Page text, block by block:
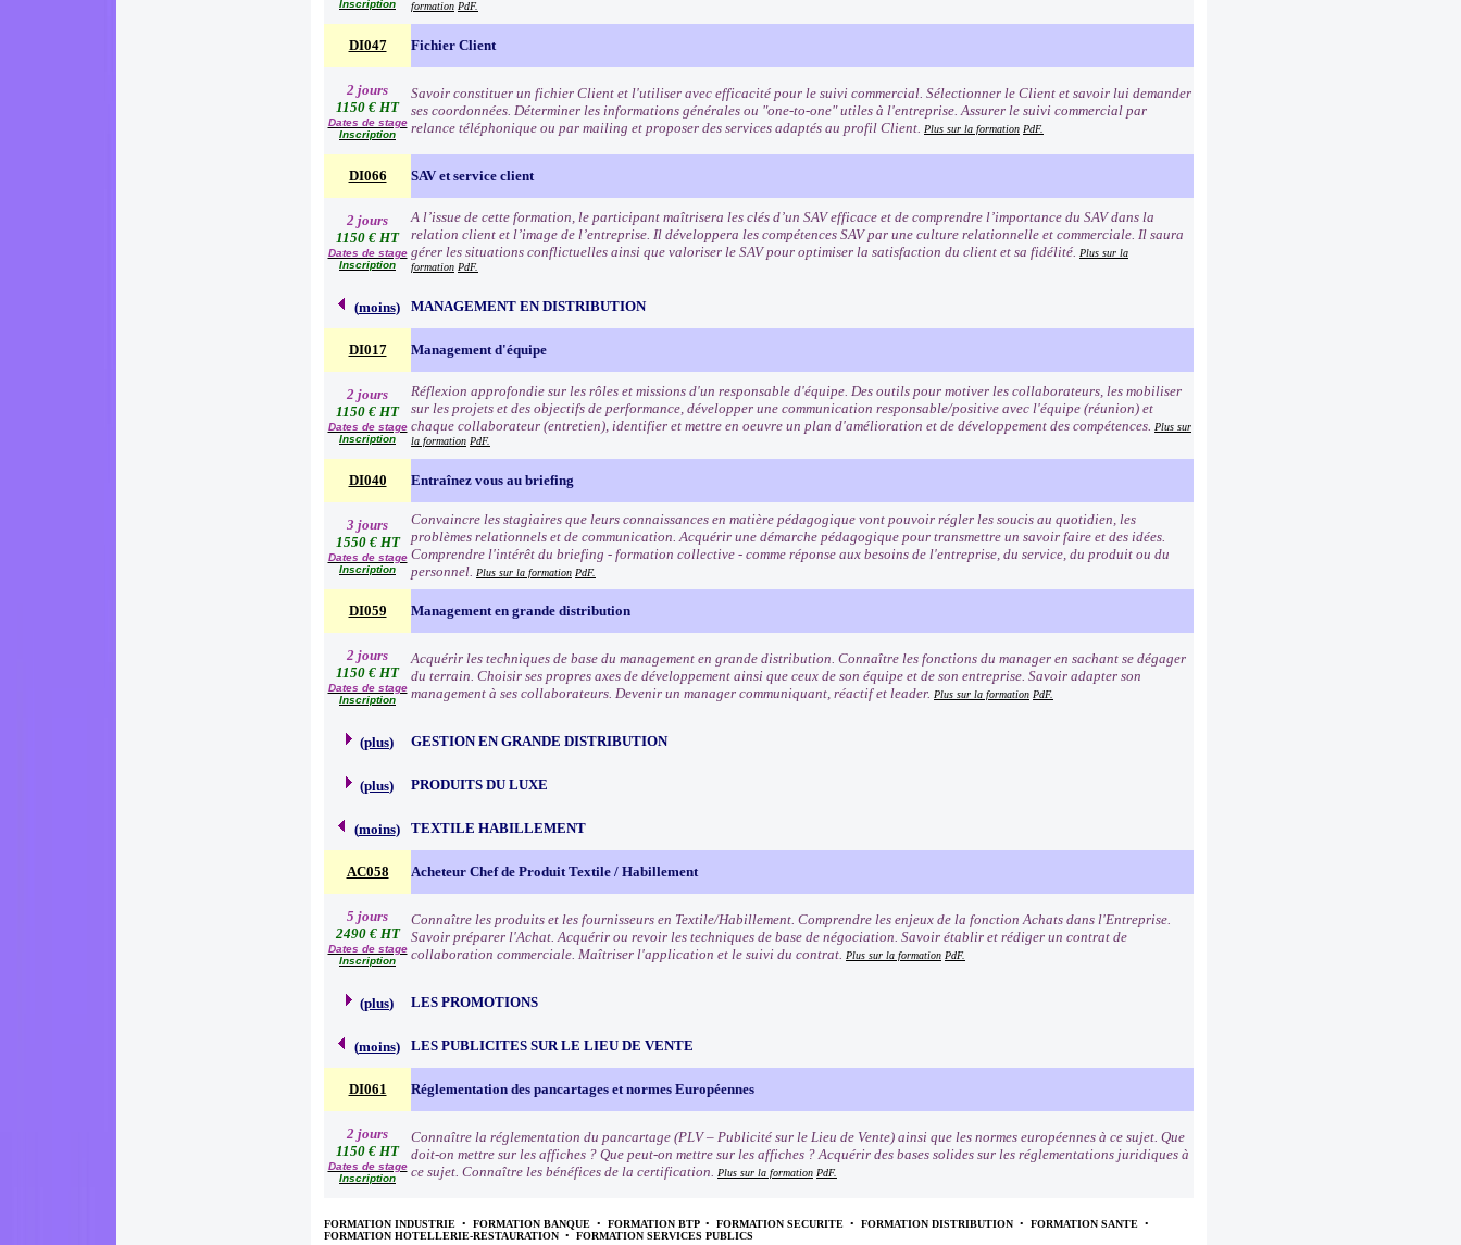
Inscription
formation PdF.
DI047 Fichier Client
2 jours
1150 € HT
Dates de stage
Inscription
Savoir constituer un fichier Client et l'utiliser avec efficacité pour le suivi commercial. Sélectionner le Client et savoir lui demander
ses coordonnées. Déterminer les informations générales ou "one-to-one" utiles à l'entreprise. Assurer le suivi commercial par
relance téléphonique ou par mailing et proposer des services adaptés au profil Client. Plus sur la formation PdF.
DI066 SAV et service client
2 jours
1150 € HT
Dates de stage
Inscription
A l’issue de cette formation, le participant maîtrisera les clés d’un SAV efficace et de comprendre l’importance du SAV dans la
relation client et l’image de l’entreprise. Il développera les compétences SAV par une culture relationnelle et commerciale. Il saura
gérer les situations conflictuelles ainsi que valoriser le SAV pour optimiser la satisfaction du client et sa fidélité. Plus sur la
formation PdF.
(moins) MANAGEMENT EN DISTRIBUTION
DI017 Management d'équipe
2 jours
1150 € HT
Dates de stage
Inscription
Réflexion approfondie sur les rôles et missions d'un responsable d'équipe. Des outils pour motiver les collaborateurs, les mobiliser
sur les projets et des objectifs de performance, développer une communication responsable/positive avec l'équipe (réunion) et
chaque collaborateur (entretien), identifier et mettre en oeuvre un plan d'amélioration et de développement des compétences. Plus sur
la formation PdF.
DI040 Entraînez vous au briefing
3 jours
1550 € HT
Dates de stage
Inscription
Convaincre les stagiaires que leurs connaissances en matière pédagogique vont pouvoir régler les soucis au quotidien, les
problèmes relationnels et de communication. Acquérir une démarche pédagogique pour transmettre un savoir faire et des idées.
Comprendre l'intérêt du briefing - formation collective - comme réponse aux besoins de l'entreprise, du service, du produit ou du
personnel. Plus sur la formation PdF.
DI059 Management en grande distribution
2 jours
1150 € HT
Dates de stage
Inscription
Acquérir les techniques de base du management en grande distribution. Connaître les fonctions du manager en sachant se dégager
du terrain. Choisir ses propres axes de développement ainsi que ceux de son équipe et de son entreprise. Savoir adapter son
management à ses collaborateurs. Devenir un manager communiquant, réactif et leader. Plus sur la formation PdF.
(plus) GESTION EN GRANDE DISTRIBUTION
(plus) PRODUITS DU LUXE
(moins) TEXTILE HABILLEMENT
AC058 Acheteur Chef de Produit Textile / Habillement
5 jours
2490 € HT
Dates de stage
Inscription
Connaître les produits et les fournisseurs en Textile/Habillement. Comprendre les enjeux de la fonction Achats dans l'Entreprise.
Savoir préparer l'Achat. Acquérir ou revoir les techniques de base de négociation. Savoir établir et rédiger un contrat de
collaboration commerciale. Maîtriser l'application et le suivi du contrat. Plus sur la formation PdF.
(plus) LES PROMOTIONS
(moins) LES PUBLICITES SUR LE LIEU DE VENTE
DI061 Réglementation des pancartages et normes Européennes
2 jours
1150 € HT
Dates de stage
Inscription
Connaître la réglementation du pancartage (PLV – Publicité sur le Lieu de Vente) ainsi que les normes européennes à ce sujet. Que
doit-on mettre sur les affiches ? Que peut-on mettre sur les affiches ? Acquérir des bases solides sur les réglementations juridiques à
ce sujet. Connaître les bénéfices de la certification. Plus sur la formation PdF.
FORMATION INDUSTRIE • FORMATION BANQUE • FORMATION BTP • FORMATION SECURITE • FORMATION DISTRIBUTION • FORMATION SANTE •
FORMATION HOTELLERIE-RESTAURATION • FORMATION SERVICES PUBLICS